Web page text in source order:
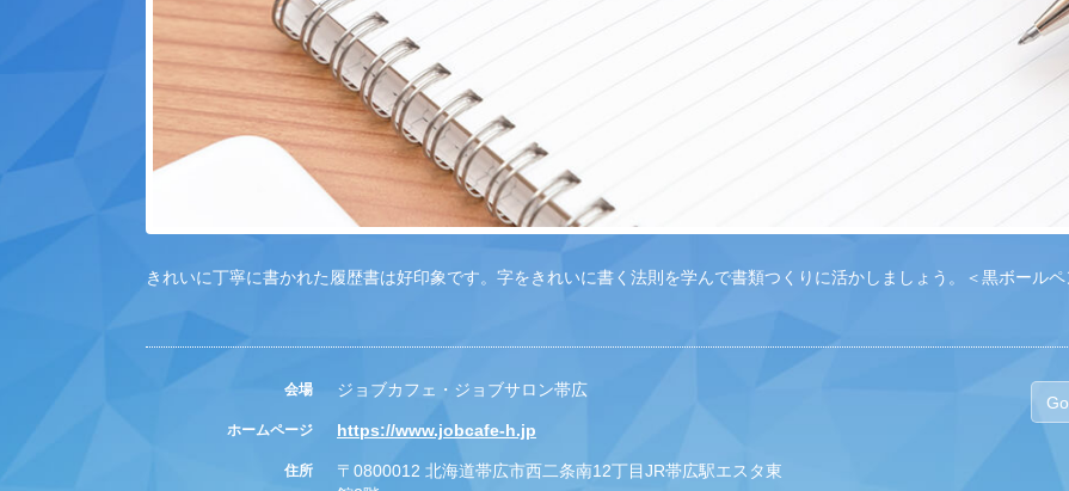
きれいに丁寧に書かれた履歴書は好印象です。字をきれいに書く法則を学んで書類つくりに活かしましょう。＜黒ボールペ
会場 ジョブカフェ・ジョブサロン帯広
ホームページ https://www.jobcafe-h.jp
住所
〒0800012 北海道帯広市西二条南12丁目JR帯広駅エスタ東